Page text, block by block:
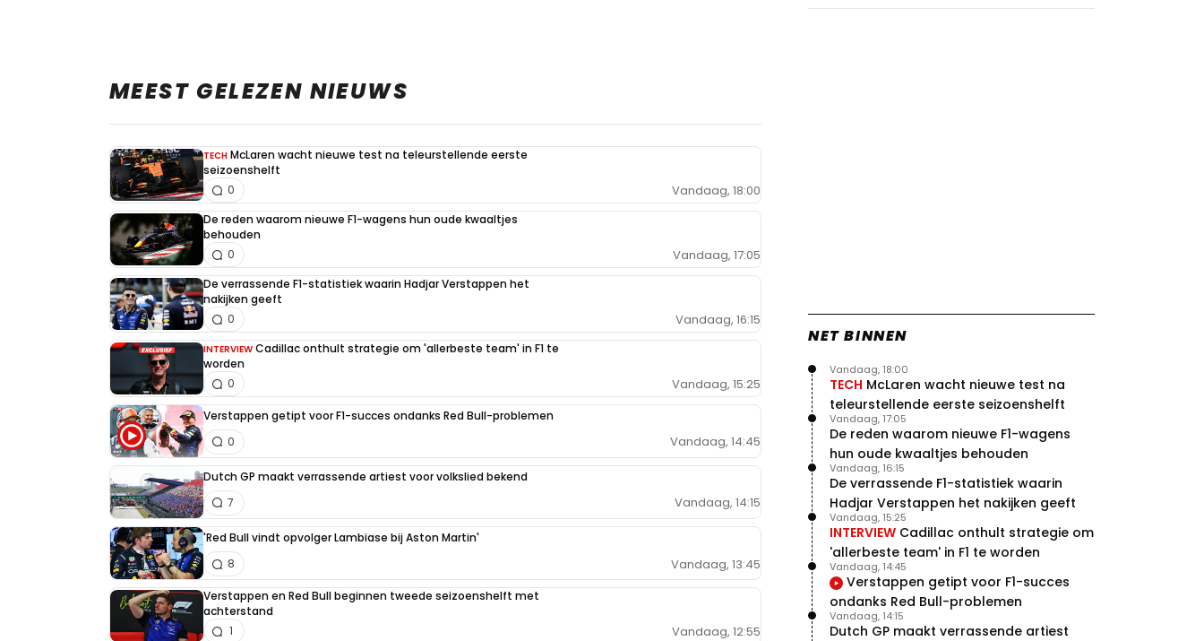
Zien: zo werkt de aangepaste
Red Bull lijkt hardnekkig lek nu
boven te hebben
MEEST GELEZEN NIEUWS
TECH McLaren wacht nieuwe test na teleurstellende eerste
seizoenshelft
Vandaag, 18:00
0
De reden waarom nieuwe F1-wagens hun oude kwaaltjes
behouden
Vandaag, 17:05
0
De verrassende F1-statistiek waarin Hadjar Verstappen het
nakijken geeft
Vandaag, 16:15
0
INTERVIEW Cadillac onthult strategie om 'allerbeste team' in F1 te
worden
Vandaag, 15:25
0
Verstappen getipt voor F1-succes ondanks Red Bull-problemen
Vandaag, 14:45
0
Dutch GP maakt verrassende artiest voor volkslied bekend
Vandaag, 14:15
7
'Red Bull vindt opvolger Lambiase bij Aston Martin'
Vandaag, 13:45
8
Verstappen en Red Bull beginnen tweede seizoenshelft met
achterstand
Vandaag, 12:55
1
NET BINNEN
TECH McLaren wacht nieuwe test na
teleurstellende eerste seizoenshelft
Vandaag, 18:00
De reden waarom nieuwe F1-wagens
hun oude kwaaltjes behouden
Vandaag, 17:05
De verrassende F1-statistiek waarin
Hadjar Verstappen het nakijken geeft
Vandaag, 16:15
INTERVIEW Cadillac onthult strategie om
'allerbeste team' in F1 te worden
Vandaag, 15:25
Verstappen getipt voor F1-succes
ondanks Red Bull-problemen
Vandaag, 14:45
Dutch GP maakt verrassende artiest
Vandaag, 14:15